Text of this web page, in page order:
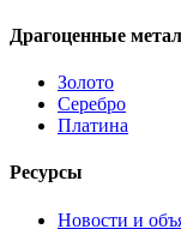
Драгоценные
Золото
Серебро
Платина
Ресурсы
Новости и